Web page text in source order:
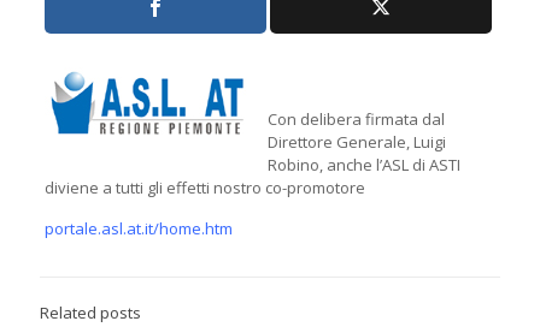
Con delibera firmata dal
Direttore Generale, Luigi
Robino, anche l’ASL di ASTI
diviene a tutti gli effetti nostro co-promotore
portale.asl.at.it/home.htm
Related posts